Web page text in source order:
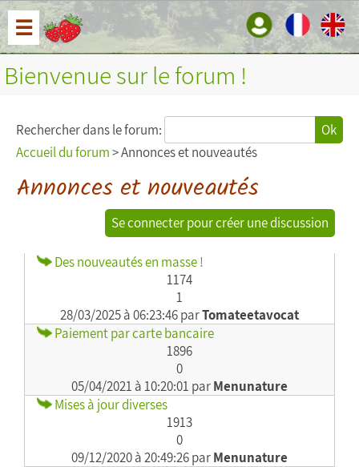
☰
Bienvenue sur le forum !
Rechercher dans le forum:
Ok
Accueil du forum> Annonces et nouveautés
Annonces et nouveautés
Se connecter pour créer une discussion
Des nouveautés en masse !
1174
1
28/03/2025 à 06:23:46 parTomateetavocat
Paiement par carte bancaire
1896
0
05/04/2021 à 10:20:01 parMenunature
Mises à jour diverses
1913
0
09/12/2020 à 20:49:26 parMenunature